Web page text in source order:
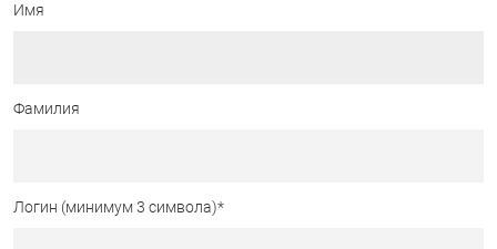
Имя
Фамилия
Логин (минимум 3 символа)*